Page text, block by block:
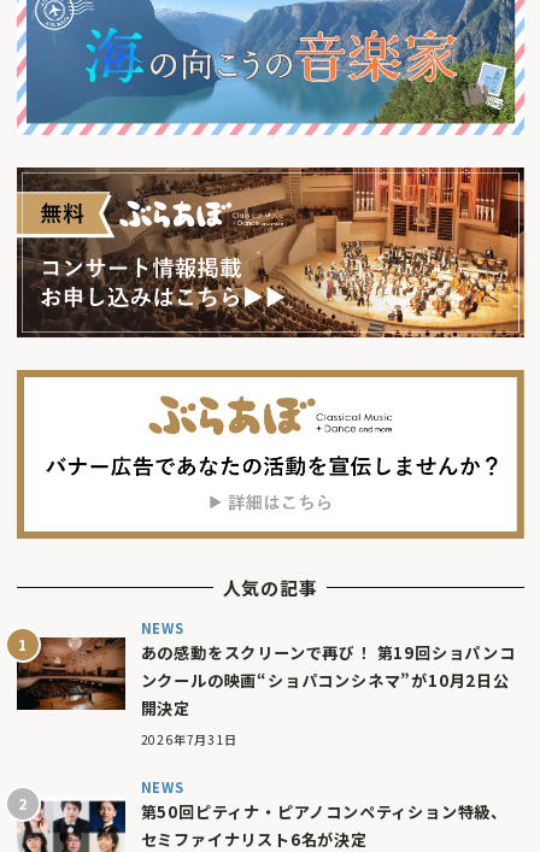
人気の記事
NEWS
あの感動をスクリーンで再び！ 第19回ショパンコ
ンクールの映画“ショパコンシネマ”が10月2日公
開決定
2026年7月31日
NEWS
第50回ピティナ・ピアノコンペティション特級、
セミファイナリスト6名が決定